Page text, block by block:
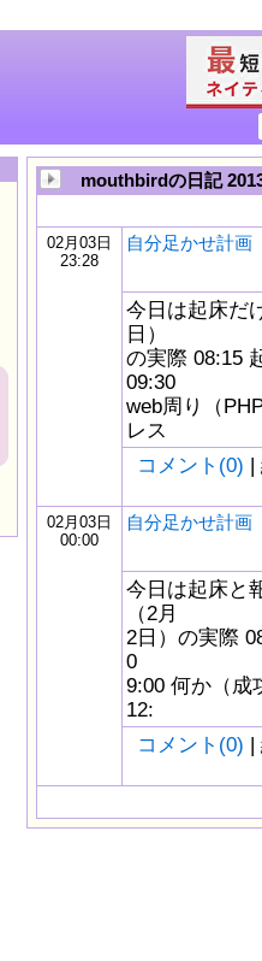
mouthbirdの日記
02月03日
23:28
自分足かせ計
今日は起床だ
日）
の実際 08:15
09:30
web周り（
レス
コメント(0) |
02月03日
00:00
自分足かせ計
今日は起床と
（2月
2日）の実際
0
9:00 何か（成
12:
コメント(0) |